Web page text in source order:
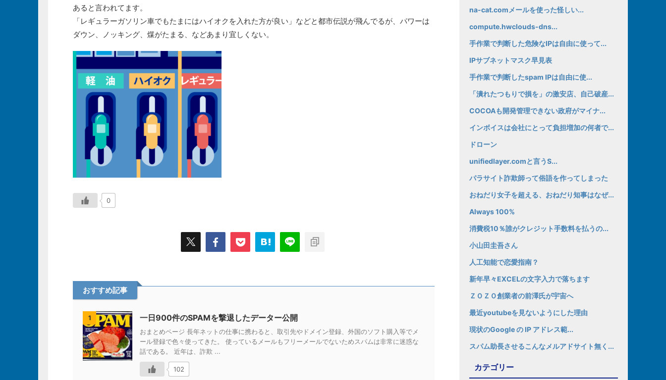
あると言われてます。
「レギュラーガソリン車でもたまにはハイオクを入れた方が良い」などと都市伝説が飛んでるが、パワーは
ダウン、ノッキング、煤がたまる、などあまり宜しくない。
0
おすすめ記事
1 一日900件のSPAMを撃退したデーター公開
おまとめページ 長年ネットの仕事に携わると、取引先やドメイン登録、外国のソフト購入等でメ
ール登録で色々使ってきた。 使っているメールもフリーメールでないためスパムは非常に迷惑な
話である。 近年は、詐欺 ...
102
na-cat.comメールを使った怪しい...
compute.hwclouds-dns...
手作業で判断した危険なIPは自由に使って...
IPサブネットマスク早見表
手作業で判断したspam IPは自由に使...
「潰れたつもりで損を」の激安店、自己破産...
COCOAも開発管理できない政府がマイナ...
インボイスは会社にとって負担増加の何者で...
ドローン
unifiedlayer.comと言うS...
パラサイト詐欺師って俗語を作ってしまった
おねだり女子を超える、おねだり知事はなぜ...
Always 100%
消費税10％誰がクレジット手数料を払うの...
小山田圭吾さん
人工知能で恋愛指南？
新年早々EXCELの文字入力で落ちます
ＺＯＺＯ創業者の前澤氏が宇宙へ
最近youtubeを見ないようにした理由
現状のGoogle の IP アドレス範...
スパム助長させるこんなメルアドサイト無く...
カテゴリー